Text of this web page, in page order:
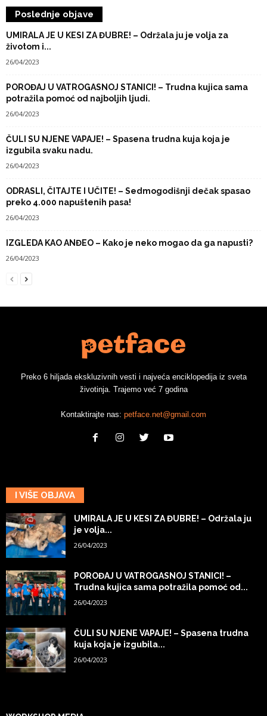
Poslednje objave
UMIRALA JE U KESI ZA ĐUBRE! – Održala ju je volja za
životom i...
26/04/2023
POROĐAJ U VATROGASNOJ STANICI! – Trudna kujica sama
potražila pomoć od najboljih ljudi.
26/04/2023
ČULI SU NJENE VAPAJE! – Spasena trudna kuja koja je
izgubila svaku nadu.
26/04/2023
ODRASLI, ČITAJTE I UČITE! – Sedmogodišnji dečak spasao
preko 4.000 napuštenih pasa!
26/04/2023
IZGLEDA KAO ANĐEO – Kako je neko mogao da ga napusti?
26/04/2023
Preko 6 hiljada ekskluzivnih vesti i najveća enciklopedija iz sveta
životinja. Trajemo već 7 godina
Kontaktirajte nas: petface.net@gmail.com
I VIŠE OBJAVA
UMIRALA JE U KESI ZA ĐUBRE! – Održala ju
je volja...
26/04/2023
POROĐAJ U VATROGASNOJ STANICI! –
Trudna kujica sama potražila pomoć od...
26/04/2023
ČULI SU NJENE VAPAJE! – Spasena trudna
kuja koja je izgubila...
26/04/2023